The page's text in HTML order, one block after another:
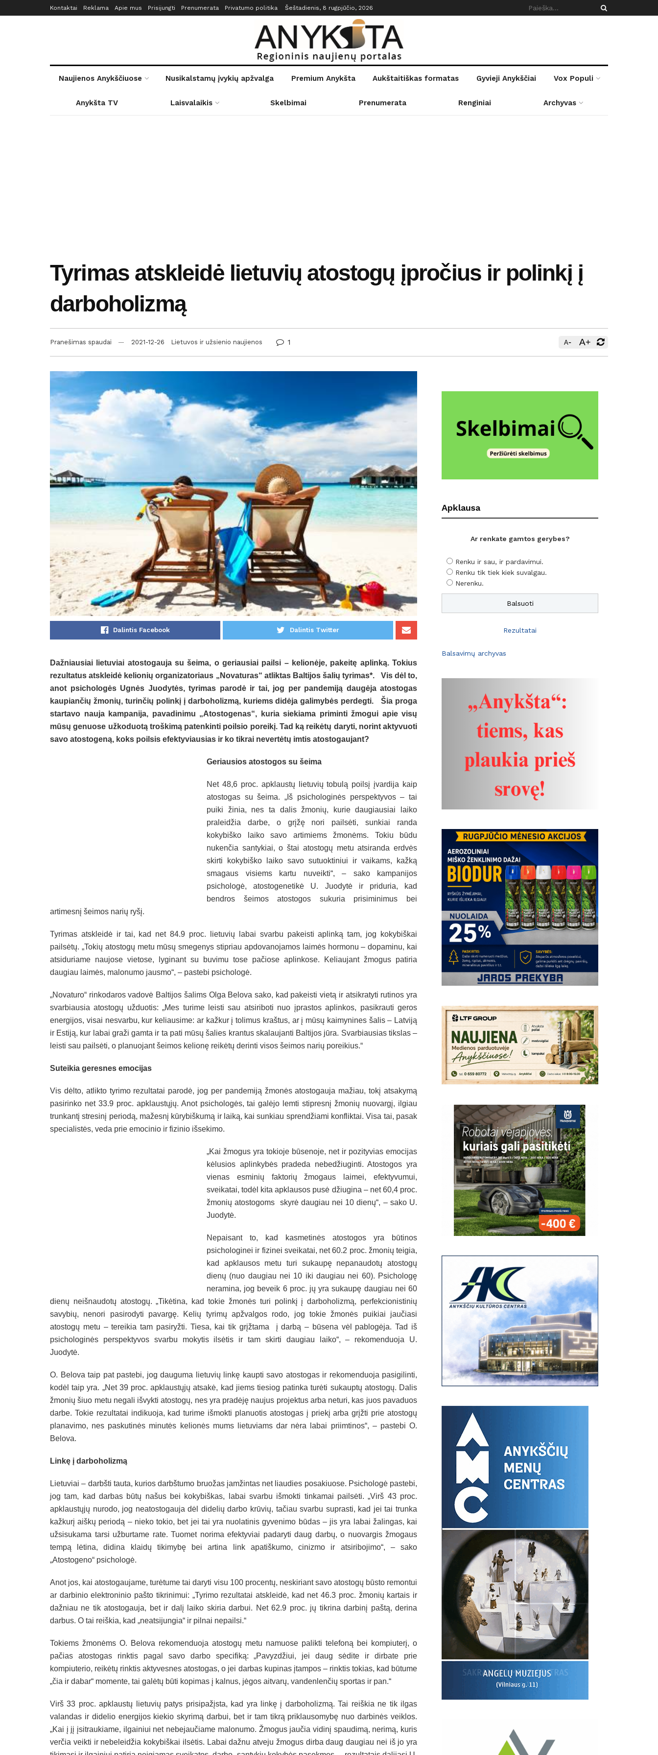
Kontaktai Reklama Apie mus Prisijungti Prenumerata Privatumo politika Šeštadienis, 8 rugpjūčio, 2026
Naujienos Anykščiuose Nusikalstamų įvykių apžvalga Premium Anykšta Aukštaitiškas formatas Gyvieji Anykščiai Vox Populi
Anykšta TV Laisvalaikis Skelbimai Prenumerata Renginiai Archyvas
Tyrimas atskleidė lietuvių atostogų įpročius ir polinkį į
darboholizmą
Pranešimas spaudai 2021-12-26 Lietuvos ir užsienio naujienos 1 A- A+
Dalintis Facebook Dalintis Twitter
Dažniausiai lietuviai atostogauja su šeima, o geriausiai pailsi – kelionėje, pakeitę aplinką. Tokius
rezultatus atskleidė kelionių organizatoriaus „Novaturas“ atliktas Baltijos šalių tyrimas*.
Vis dėl to,
anot psichologės Ugnės Juodytės, tyrimas parodė ir tai, jog per pandemiją daugėja atostogas
kaupiančių žmonių, turinčių polinkį į darboholizmą, kuriems didėja galimybės perdegti.
Šia proga
startavo nauja kampanija, pavadinimu „Atostogenas“, kuria siekiama priminti žmogui apie visų
mūsų genuose užkoduotą troškimą patenkinti poilsio poreikį. Tad ką reikėtų daryti, norint aktyvuoti
savo atostogeną, koks poilsis efektyviausias ir ko tikrai nevertėtų imtis atostogaujant?
Geriausios atostogos su šeima
Net 48,6 proc. apklaustų lietuvių tobulą poilsį įvardija kaip
atostogas su šeima. „Iš psichologinės perspektyvos – tai
puiki žinia, nes ta dalis žmonių, kurie daugiausiai laiko
praleidžia darbe, o grįžę nori pailsėti, sunkiai randa
kokybiško laiko savo artimiems žmonėms. Tokiu būdu
nukenčia santykiai, o štai atostogų metu atsiranda erdvės
skirti kokybiško laiko savo sutuoktiniui ir vaikams, kažką
smagaus visiems kartu nuveikti“, – sako kampanijos
psichologė, atostogenetikė U. Juodytė ir priduria, kad
bendros šeimos atostogos sukuria prisiminimus bei
artimesnį šeimos narių ryšį.
Tyrimas atskleidė ir tai, kad net 84.9 proc. lietuvių labai svarbu pakeisti aplinką tam, jog kokybiškai
pailsėtų. „Tokių atostogų metu mūsų smegenys stipriau apdovanojamos laimės hormonu – dopaminu, kai
atsiduriame naujose vietose, lyginant su buvimu tose pačiose aplinkose. Keliaujant žmogus patiria
daugiau laimės, malonumo jausmo“, – pastebi psichologė.
„Novaturo“ rinkodaros vadovė Baltijos šalims Olga Belova sako, kad pakeisti vietą ir atsikratyti rutinos yra
svarbiausia atostogų užduotis: „Mes turime leisti sau atsiriboti nuo įprastos aplinkos, pasikrauti geros
energijos, visai nesvarbu, kur keliausime: ar kažkur į tolimus kraštus, ar į mūsų kaimynines šalis – Latviją
ir Estiją, kur labai graži gamta ir ta pati mūsų šalies krantus skalaujanti Baltijos jūra. Svarbiausias tikslas –
leisti sau pailsėti, o planuojant šeimos kelionę reikėtų derinti visos šeimos narių poreikius.“
Suteikia geresnes emocijas
Vis dėlto, atlikto tyrimo rezultatai parodė, jog per pandemiją žmonės atostogauja mažiau, tokį atsakymą
pasirinko net 33.9 proc. apklaustųjų. Anot psichologės, tai galėjo lemti stipresnį žmonių nuovargį, ilgiau
trunkantį stresinį periodą, mažesnį kūrybiškumą ir laiką, kai sunkiau sprendžiami konfliktai. Visa tai, pasak
specialistės, veda prie emocinio ir fizinio išsekimo.
„Kai žmogus yra tokioje būsenoje, net ir pozityvias emocijas
kėlusios aplinkybės pradeda nebedžiuginti. Atostogos yra
vienas esminių faktorių žmogaus laimei, efektyvumui,
sveikatai, todėl kita apklausos pusė džiugina – net 60,4 proc.
žmonių atostogoms skyrė daugiau nei 10 dienų“, – sako U.
Juodytė.
Nepaisant to, kad kasmetinės atostogos yra būtinos
psichologinei ir fizinei sveikatai, net 60.2 proc. žmonių teigia,
kad apklausos metu turi sukaupę nepanaudotų atostogų
dienų (nuo daugiau nei 10 iki daugiau nei 60). Psichologę
neramina, jog beveik 6 proc. jų yra sukaupę daugiau nei 60
dienų neišnaudotų atostogų. „Tikėtina, kad tokie žmonės turi polinkį į darboholizmą, perfekcionistinių
savybių, nenori pasirodyti pavargę. Kelių tyrimų apžvalgos rodo, jog tokie žmonės puikiai jaučiasi
atostogų metu – tereikia tam pasiryžti. Tiesa, kai tik grįžtama į darbą – būsena vėl pablogėja. Tad iš
psichologinės perspektyvos svarbu mokytis ilsėtis ir tam skirti daugiau laiko“, – rekomenduoja U.
Juodytė.
O. Belova taip pat pastebi, jog dauguma lietuvių linkę kaupti savo atostogas ir rekomenduoja pasigilinti,
kodėl taip yra. „Net 39 proc. apklaustųjų atsakė, kad jiems tiesiog patinka turėti sukauptų atostogų. Dalis
žmonių šiuo metu negali išvykti atostogų, nes yra pradėję naujus projektus arba neturi, kas juos pavaduos
darbe. Tokie rezultatai indikuoja, kad turime išmokti planuotis atostogas į priekį arba grįžti prie atostogų
planavimo, nes paskutinės minutės kelionės mums lietuviams dar nėra labai priimtinos“, – pastebi O.
Belova.
Linkę į darboholizmą
Lietuviai – darbšti tauta, kurios darbštumo bruožas įamžintas net liaudies posakiuose. Psichologė pastebi,
jog tam, kad darbas būtų našus bei kokybiškas, labai svarbu išmokti tinkamai pailsėti. „Virš 43 proc.
apklaustųjų nurodo, jog neatostogauja dėl didelių darbo krūvių, tačiau svarbu suprasti, kad jei tai trunka
kažkurį aiškų periodą – nieko tokio, bet jei tai yra nuolatinis gyvenimo būdas – jis yra labai žalingas, kai
užsisukama tarsi užburtame rate. Tuomet norima efektyviai padaryti daug darbų, o nuovargis žmogaus
tempą lėtina, didina klaidų tikimybę bei artina link apatiškumo, cinizmo ir atsiribojimo“, – sako
„Atostogeno“ psichologė.
Anot jos, kai atostogaujame, turėtume tai daryti visu 100 procentų, neskiriant savo atostogų būsto remontui
ar darbinio elektroninio pašto tikrinimui: „Tyrimo rezultatai atskleidė, kad net 46.3 proc. žmonių kartais ir
dažniau ne tik atostogauja, bet ir dalį laiko skiria darbui. Net 62.9 proc. jų tikrina darbinį paštą, derina
darbus. O tai reiškia, kad „neatsijungia“ ir pilnai nepailsi.“
Tokiems žmonėms O. Belova rekomenduoja atostogų metu namuose palikti telefoną bei kompiuterį, o
pačias atostogas rinktis pagal savo darbo specifiką: „Pavyzdžiui, jei daug sėdite ir dirbate prie
kompiuterio, reikėtų rinktis aktyvesnes atostogas, o jei darbas kupinas įtampos – rinktis tokias, kad būtume
„čia ir dabar“ momente, tai galėtų būti kopimas į kalnus, jėgos aitvarų, vandenlenčių sportas ir pan.“
Virš 33 proc. apklaustų lietuvių patys prisipažįsta, kad yra linkę į darboholizmą. Tai reiškia ne tik ilgas
valandas ir didelio energijos kiekio skyrimą darbui, bet ir tam tikrą priklausomybę nuo darbinės veiklos.
„Kai į jį įsitraukiame, ilgainiui net nebejaučiame malonumo. Žmogus jaučia vidinį spaudimą, nerimą, kuris
verčia veikti ir nebeleidžia kokybiškai ilsėtis. Labai dažnu atveju žmogus dirba daug daugiau nei iš jo yra
Apklausa
Ar renkate gamtos gerybes?
Renku ir sau, ir pardavimui.
Renku tik tiek kiek suvalgau.
Nerenku.
Rezultatai
Balsavimų archyvas